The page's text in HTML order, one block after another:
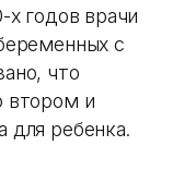
годов врачи
с
что
втором и
для ребенка.